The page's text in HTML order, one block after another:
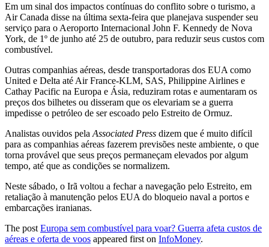
Em um sinal dos impactos contínuas do conflito sobre o turismo, a
Air Canada disse na última sexta-feira que planejava suspender seu
serviço para o Aeroporto Internacional John F. Kennedy de Nova
York, de 1º de junho até 25 de outubro, para reduzir seus custos com
combustível.
Outras companhias aéreas, desde transportadoras dos EUA como
United e Delta até Air France-KLM, SAS, Philippine Airlines e
Cathay Pacific na Europa e Ásia, reduziram rotas e aumentaram os
preços dos bilhetes ou disseram que os elevariam se a guerra
impedisse o petróleo de ser escoado pelo Estreito de Ormuz.
Analistas ouvidos pela Associated Press dizem que é muito difícil
para as companhias aéreas fazerem previsões neste ambiente, o que
torna provável que seus preços permaneçam elevados por algum
tempo, até que as condições se normalizem.
Neste sábado, o Irã voltou a fechar a navegação pelo Estreito, em
retaliação à manutenção pelos EUA do bloqueio naval a portos e
embarcações iranianas.
The post Europa sem combustível para voar? Guerra afeta custos de
aéreas e oferta de voos appeared first on InfoMoney.